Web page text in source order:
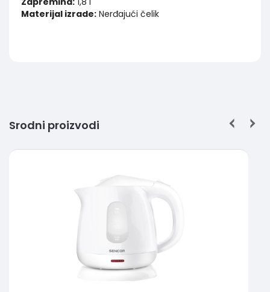
Materijal izrade: Nerđajući čelik
Srodni proizvodi